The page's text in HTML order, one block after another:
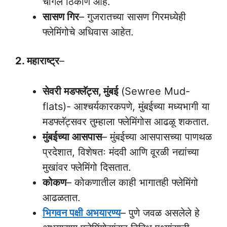
सासण गिर– गुजरातच्या सासण गिरमध्येही
फ्लेमिंगोचे अधिवास आहेत.
2. महाराष्ट्र–
सेवरी मडफ्लॅट्स, मुंबई(Sewree Mud-
flats)- आश्चर्यकारकपणे, मुंबईच्या मध्यभागी या
मडफ्लॅट्सवर तुम्हाला फ्लेमिंगोस आढळू शकतात.
मुंबईच्या आसपास– मुंबईच्या आसपासच्या पाणथळ
प्रदेशात, विशेषतः मंदवी आणि वूरळी नद्यांच्या
मुखांवर फ्लेमिंगो दिसतात.
कोकण– कोकणातील काही भागातही फ्लेमिंगो
आढळतात.
भिगवन पक्षी अभयारण्य– पुणे जवळ असलेले हे